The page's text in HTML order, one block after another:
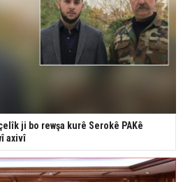
ji bo rewşa kurê Serokê PAKê
axivî